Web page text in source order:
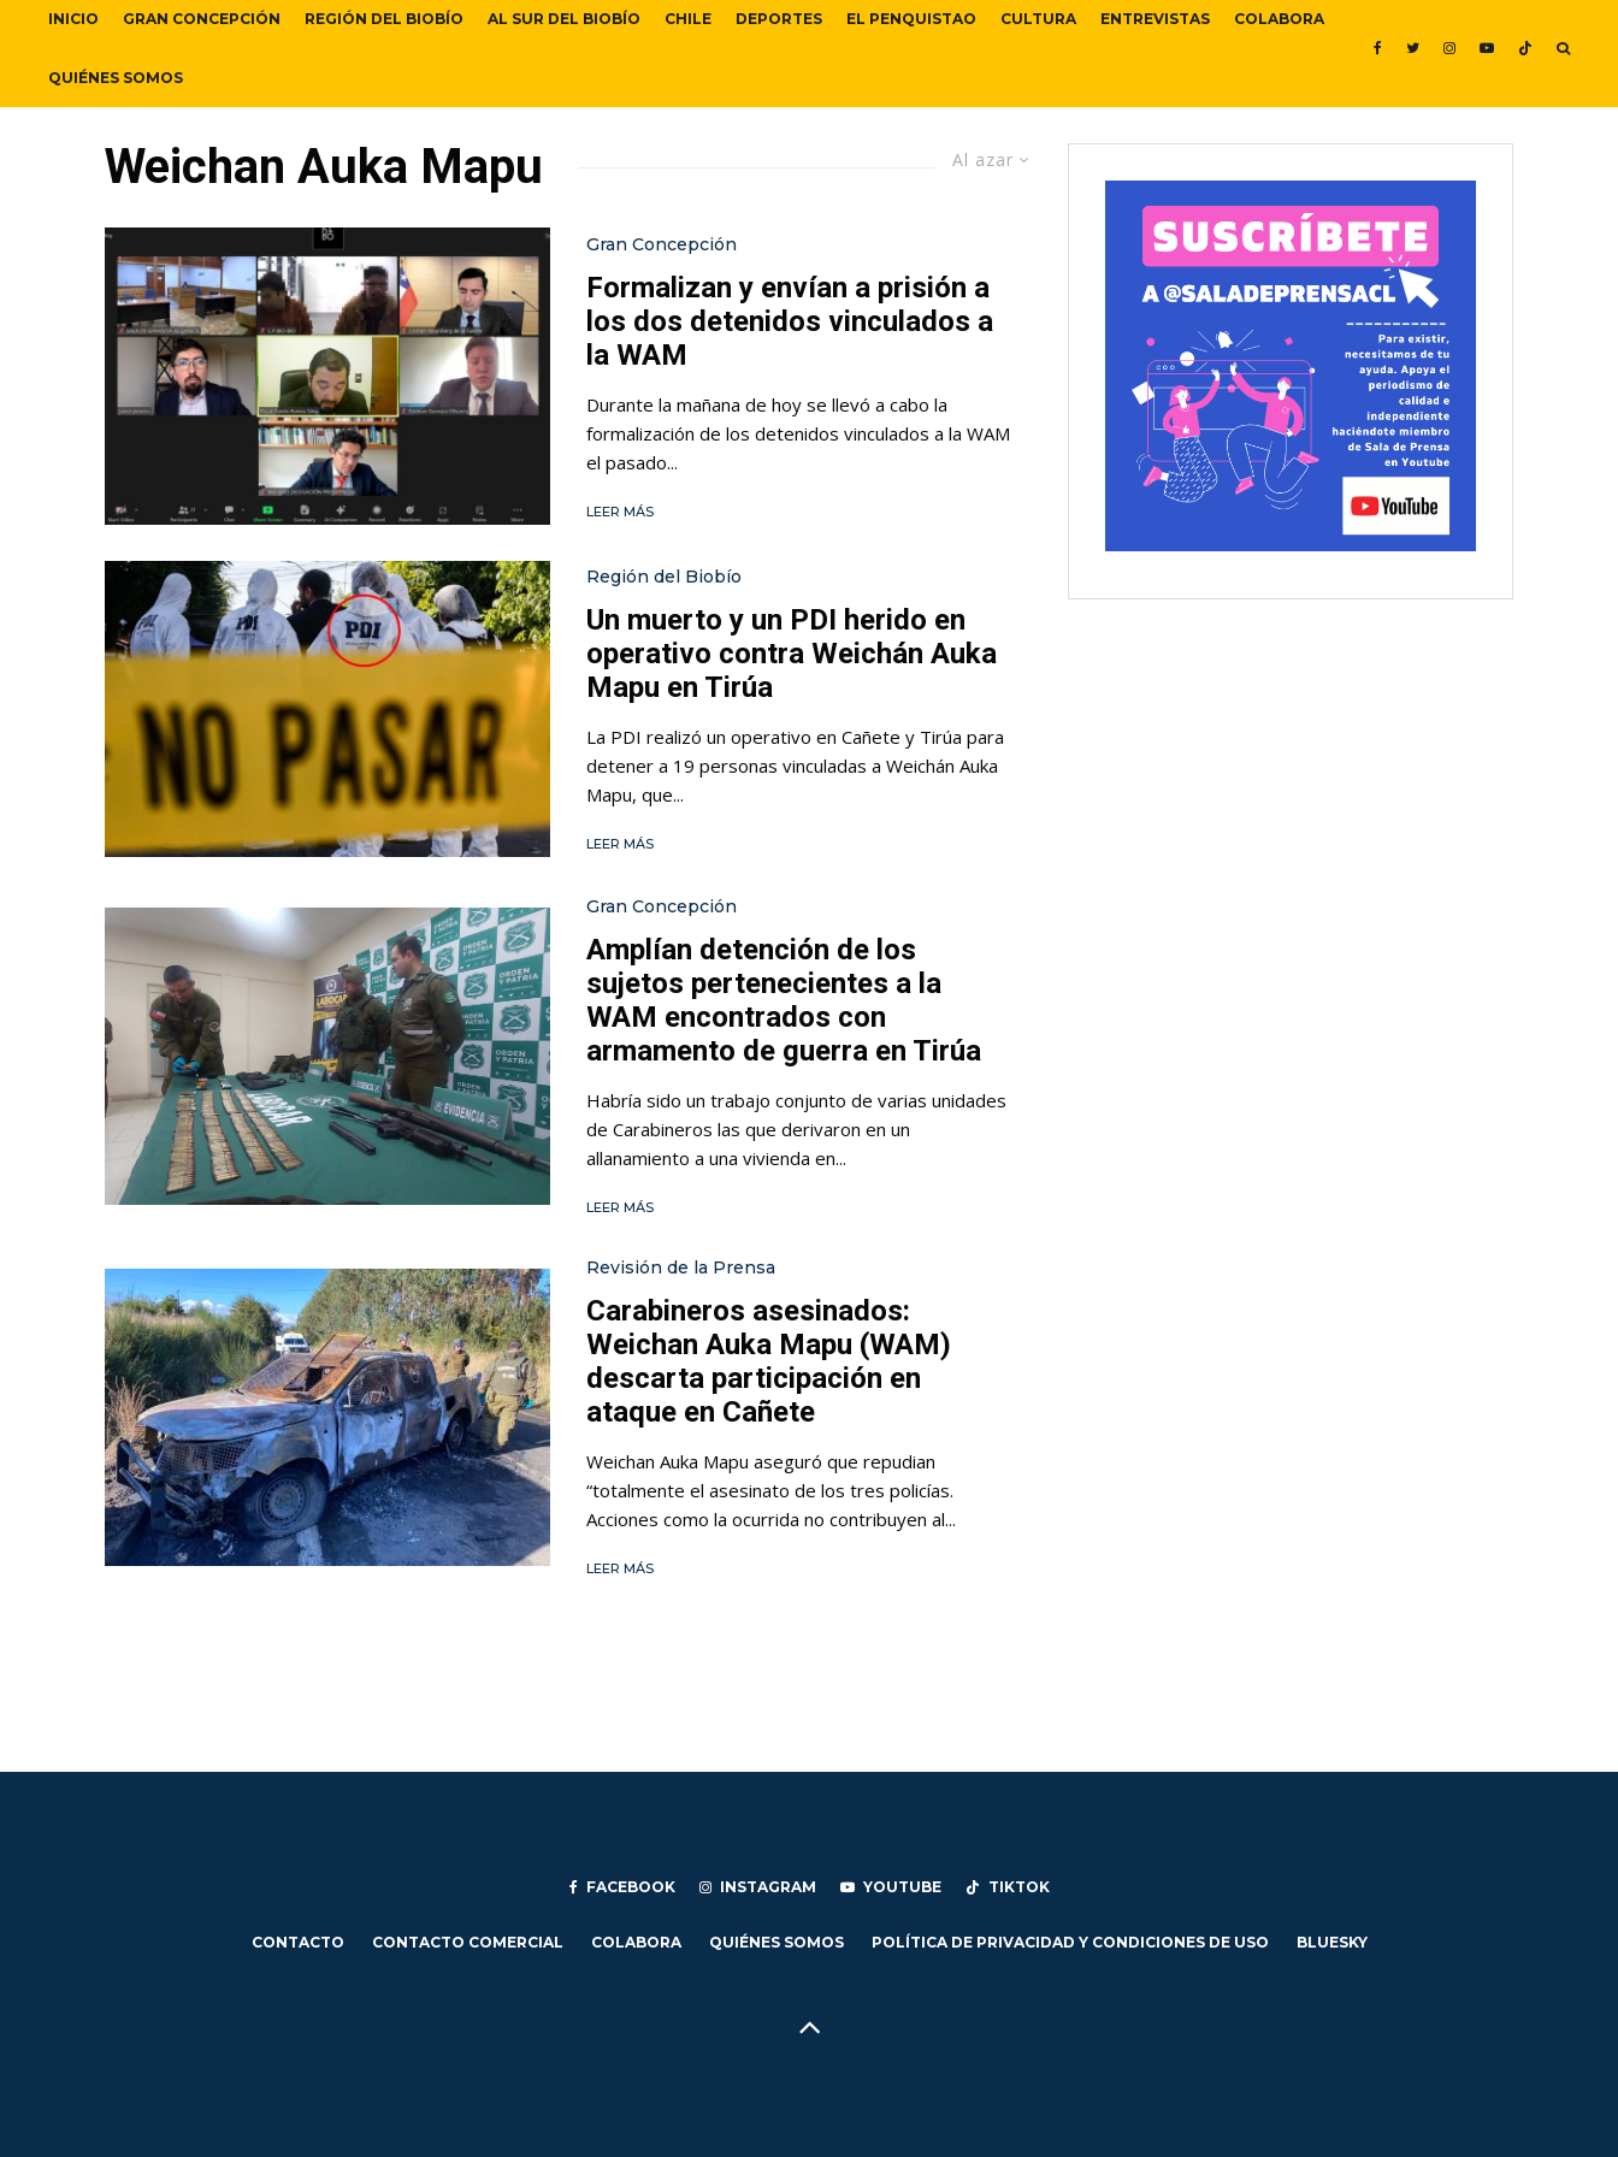
INICIO GRAN CONCEPCIÓN REGIÓN DEL BIOBÍO AL SUR DEL BIOBÍO CHILE DEPORTES EL PENQUISTAO CULTURA ENTREVISTAS COLABORA
QUIÉNES SOMOS
Al azar
Weichan Auka Mapu
Gran Concepción
Formalizan y envían a prisión a
los dos detenidos vinculados a
la WAM
Durante la mañana de hoy se llevó a cabo la
formalización de los detenidos vinculados a la WAM
el pasado...
LEER MÁS
Región del Biobío
Un muerto y un PDI herido en
operativo contra Weichán Auka
Mapu en Tirúa
La PDI realizó un operativo en Cañete y Tirúa para
detener a 19 personas vinculadas a Weichán Auka
Mapu, que...
LEER MÁS
Gran Concepción
Amplían detención de los
sujetos pertenecientes a la
WAM encontrados con
armamento de guerra en Tirúa
Habría sido un trabajo conjunto de varias unidades
de Carabineros las que derivaron en un
allanamiento a una vivienda en...
LEER MÁS
Revisión de la Prensa
Carabineros asesinados:
Weichan Auka Mapu (WAM)
descarta participación en
ataque en Cañete
Weichan Auka Mapu aseguró que repudian
“totalmente el asesinato de los tres policías.
Acciones como la ocurrida no contribuyen al...
LEER MÁS
FACEBOOK INSTAGRAM YOUTUBE TIKTOK
CONTACTO CONTACTO COMERCIAL COLABORA QUIÉNES SOMOS POLÍTICA DE PRIVACIDAD Y CONDICIONES DE USO BLUESKY